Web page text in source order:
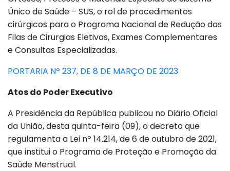
Único de Saúde – SUS, o rol de procedimentos
cirúrgicos para o Programa Nacional de Redução das
Filas de Cirurgias Eletivas, Exames Complementares
e Consultas Especializadas.
PORTARIA Nº 237, DE 8 DE MARÇO DE 2023
Atos do Poder Executivo
A Presidência da República publicou no Diário Oficial
da União, desta quinta-feira (09), o decreto que
regulamenta a Lei nº 14.214, de 6 de outubro de 2021,
que institui o Programa de Proteção e Promoção da
Saúde Menstrual.